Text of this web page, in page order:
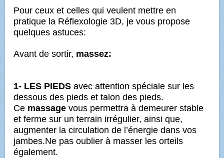
Pour ceux et celles qui veulent mettre en
pratique la Réflexologie 3D, je vous propose
quelques astuces:
Avant de sortir, massez:
1- LES PIEDSavec attention spéciale sur les
dessous des pieds et talon des pieds.
Ce massage vous permettra à demeurer stable
et ferme sur un terrain irrégulier, ainsi que,
augmenter la circulation de l’énergie dans vos
jambes.Ne pas oublier à masser les orteils
également.